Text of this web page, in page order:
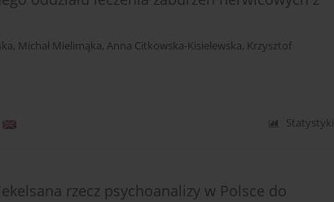
, Michał Mielimąka, Anna Citkowska-Kisielewska, Krzysztof
Statystyki
rzecz psychoanalizy w Polsce do